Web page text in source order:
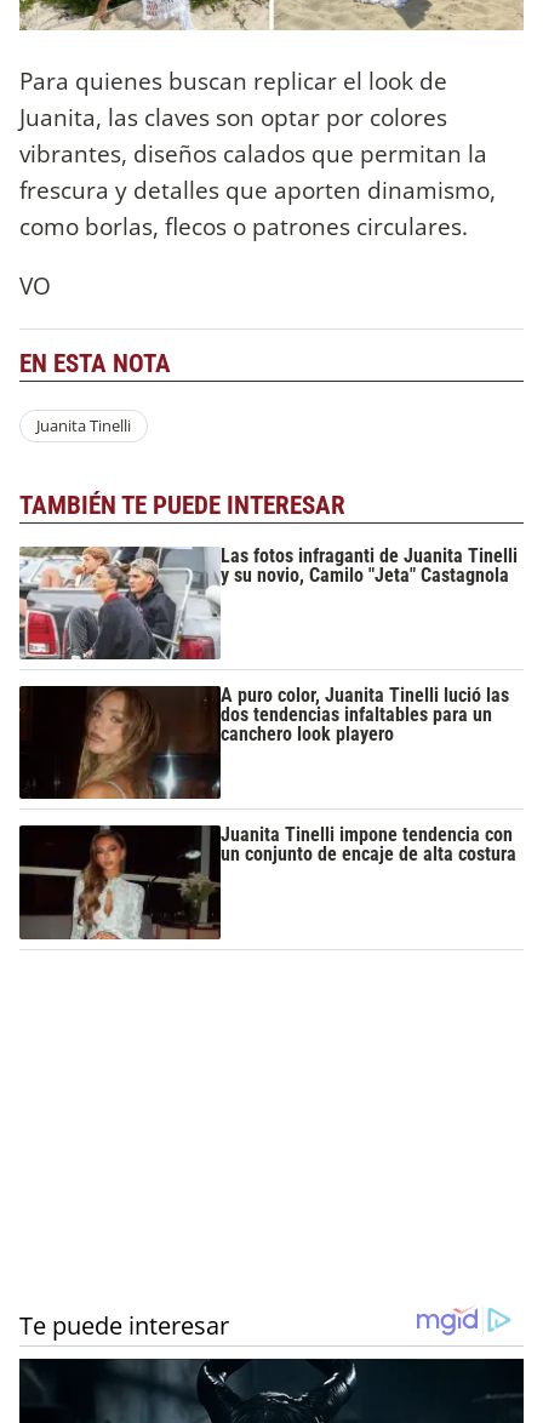
Para quienes buscan replicar el look de
Juanita, las claves son optar por colores
vibrantes, diseños calados que permitan la
frescura y detalles que aporten dinamismo,
como borlas, flecos o patrones circulares.
VO
EN ESTA NOTA
Juanita Tinelli
TAMBIÉN TE PUEDE INTERESAR
Las fotos infraganti de Juanita Tinelli
y su novio, Camilo "Jeta" Castagnola
A puro color, Juanita Tinelli lució las
dos tendencias infaltables para un
canchero look playero
Juanita Tinelli impone tendencia con
un conjunto de encaje de alta costura